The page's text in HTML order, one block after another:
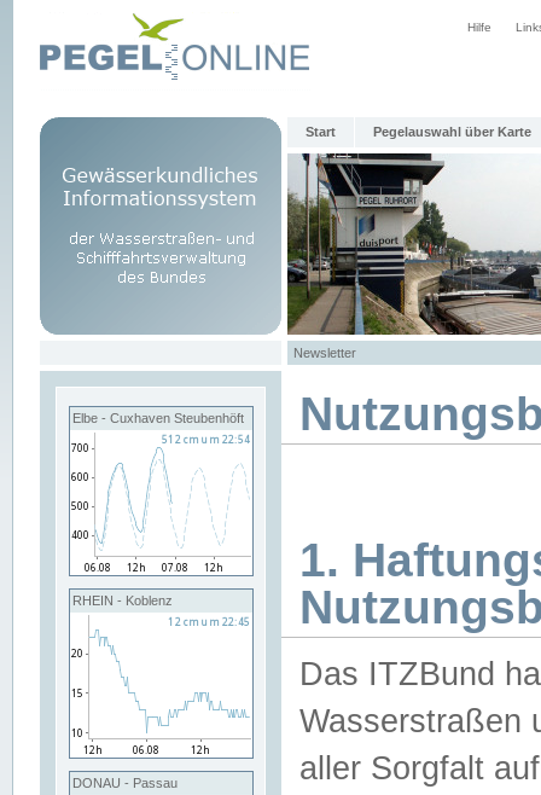
Hilfe
Start Pegelauswahl über Karte
Newsletter
Elbe - Cuxhaven Steubenhöft
RHEIN - Koblenz
DONAU - Passau
1.
Das ITZBund
Wasserstraßen
aller Sorgfalt